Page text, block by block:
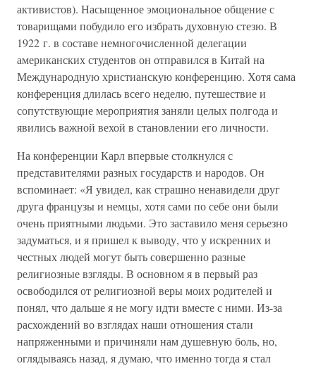
активистов). Насыщенное эмоциональное общение с
товарищами побудило его избрать духовную стезю. В
1922 г. в составе немногочисленной делегации
американских студентов он отправился в Китай на
Международную христианскую конференцию. Хотя сама
конференция длилась всего неделю, путешествие и
сопутствующие мероприятия заняли целых полгода и
явились важной вехой в становлении его личности.
На конференции Карл впервые столкнулся с
представителями разных государств и народов. Он
вспоминает: «Я увидел, как страшно ненавидели друг
друга французы и немцы, хотя сами по себе они были
очень приятными людьми. Это заставило меня серьезно
задуматься, и я пришел к выводу, что у искренних и
честных людей могут быть совершенно разные
религиозные взгляды. В основном я в первый раз
освободился от религиозной веры моих родителей и
понял, что дальше я не могу идти вместе с ними. Из-за
расхождений во взглядах наши отношения стали
напряженными и причиняли нам душевную боль, но,
оглядываясь назад, я думаю, что именно тогда я стал